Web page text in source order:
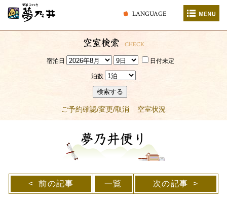
LANGUAGE
空室検索 CHECK
宿泊日 日付未定
泊数
検索する
ご予約確認/変更/取消 空室状況
夢乃井便り
前の記事 一覧 次の記事